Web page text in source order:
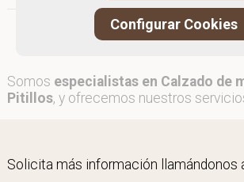
Somos especialistas en Calzado de
Pitillos, y ofrecemos nuestros
Solicita más información llamándonos
Configurar Cookies